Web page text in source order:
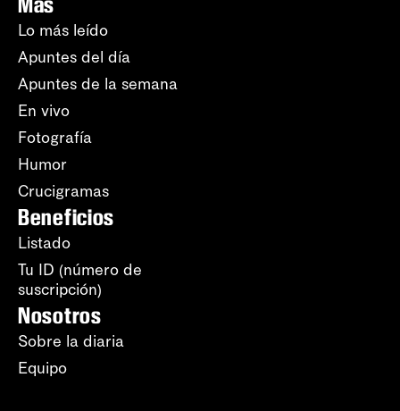
Lo más leído
Apuntes del día
Apuntes de la semana
En vivo
Fotografía
Humor
Crucigramas
Beneficios
Listado
Tu ID (número de
suscripción)
Nosotros
Sobre la diaria
Equipo